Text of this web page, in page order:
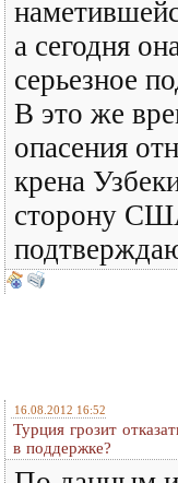
а сегодня
серьезное
В это же
опасения
крена
сторону
16.08.2012 16:52
Турция грозит
в поддержке?